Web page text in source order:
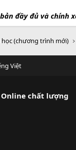
đầy đủ và chính
học (chương trình mới)
Việt
Online chất lượng